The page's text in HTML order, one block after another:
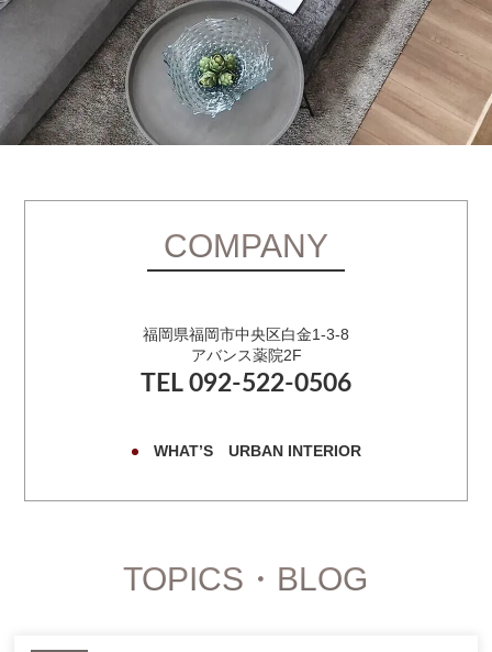
COMPANY
福岡県福岡市中央区白金1-3-8
アバンス薬院2F
TEL 092-522-0506
WHAT’S URBAN INTERIOR
TOPICS・BLOG